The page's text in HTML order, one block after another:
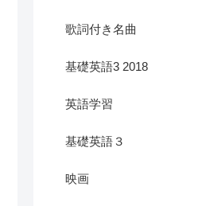
歌詞付き名曲
基礎英語3 2018
英語学習
基礎英語３
映画